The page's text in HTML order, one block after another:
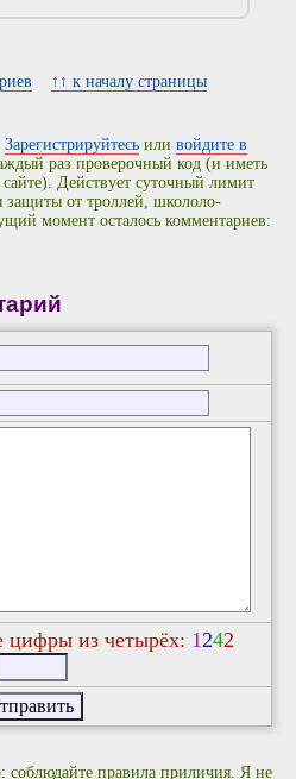
↑↑ к началу страницы
Зарегистрируйтесь иливойдите в
раз проверочный код (и иметь
Действует суточный лимит
от троллей, школоло-
момент осталось комментариев:
цифры из четырёх: 1242
соблюдайте правила приличия. Я не